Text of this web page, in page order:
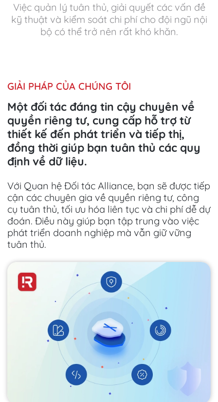
Việc quản lý tuân thủ, giải quyết các vấn đề
kỹ thuật và kiểm soát chi phí cho đội ngũ nội
bộ có thể trở nên rất khó khăn.
GIẢI PHÁP CỦA CHÚNG TÔI
Một đối tác đáng tin cậy chuyên về
quyền riêng tư, cung cấp hỗ trợ từ
thiết kế đến phát triển và tiếp thị,
đồng thời giúp bạn tuân thủ các quy
định về dữ liệu.
Với Quan hệ Đối tác Alliance, bạn sẽ được tiếp
cận các chuyên gia về quyền riêng tư, công
cụ tuân thủ, tối ưu hóa liên tục và chi phí dễ dự
đoán. Điều này giúp bạn tập trung vào việc
phát triển doanh nghiệp mà vẫn giữ vững
tuân thủ.